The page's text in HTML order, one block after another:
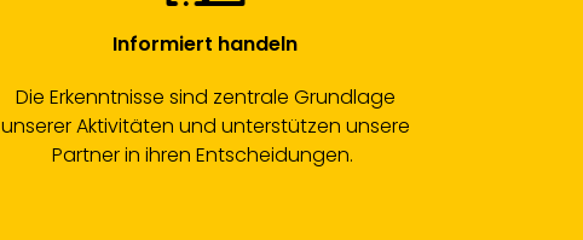
Informiert handeln
Die Erkenntnisse sind zentrale Grundlage
unserer Aktivitäten und unterstützen unsere
Partner in ihren Entscheidungen.